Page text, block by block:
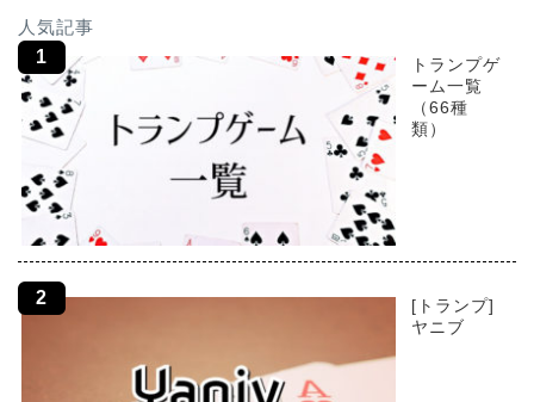
人気記事
トランプゲ
ーム一覧
（66種
類）
[トランプ]
ヤニブ